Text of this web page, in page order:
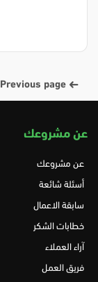
عن مشروعك
عن مشروعك
أسئلة شائعة
سابقة الاعمال
خطابات الشكر
آراء العملاء
فريق العمل